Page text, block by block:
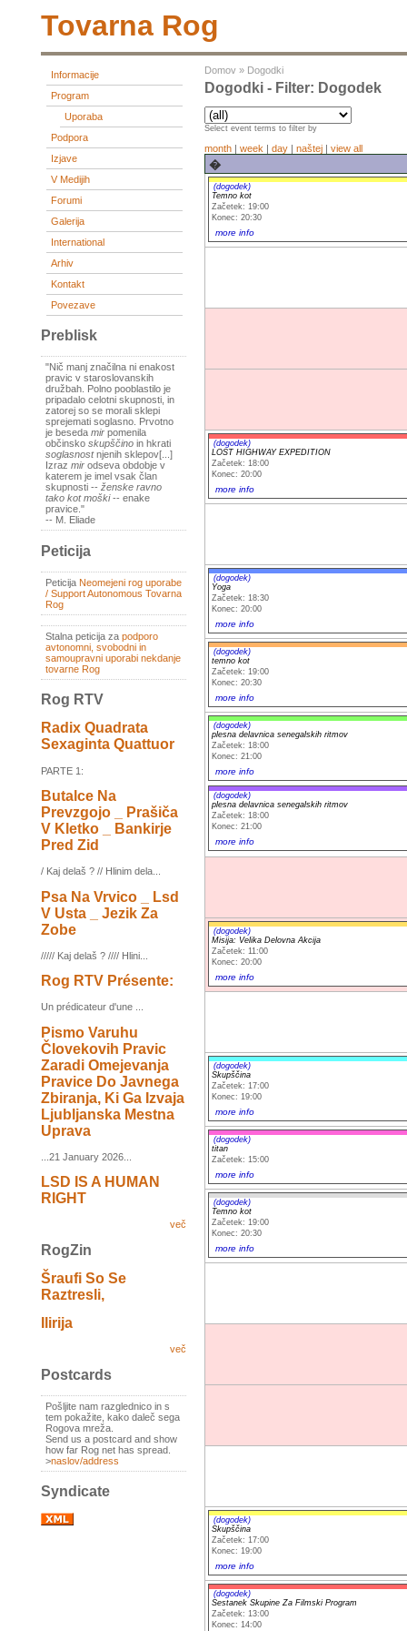
Tovarna Rog
Informacije
Program
Uporaba
Podpora
Izjave
V Medijih
Forumi
Galerija
International
Arhiv
Kontakt
Povezave
Preblisk
"Nič manj značilna ni enakost
pravic v staroslovanskih
družbah. Polno pooblastilo je
pripadalo celotni skupnosti, in
zatorej so se morali sklepi
sprejemati soglasno. Prvotno
je beseda mir pomenila
občinsko skupščino in hkrati
soglasnostnjenih sklepov[...]
Izraz mir odseva obdobje v
katerem je imel vsak član
skupnosti -- ženske ravno
tako kot moški-- enake
pravice."
-- M. Eliade
Peticija
Peticija Neomejeni rog uporabe
/ Support Autonomous Tovarna
Rog
Stalna peticija za podporo
avtonomni, svobodni in
samoupravni uporabi nekdanje
tovarne Rog
Rog RTV
Radix Quadrata
Sexaginta Quattuor
PARTE 1:
Butalce Na
Prevzgojo _ Prašiča
V Kletko _ Bankirje
Pred Zid
/ Kaj delaš ? // Hlinim dela...
Psa Na Vrvico _ Lsd
V Usta _ Jezik Za
Zobe
///// Kaj delaš ? //// Hlini...
Rog RTV Présente:
Un prédicateur d'une ...
Pismo Varuhu
Človekovih Pravic
Zaradi Omejevanja
Pravice Do Javnega
Zbiranja, Ki Ga Izvaja
Ljubljanska Mestna
Uprava
...21 January 2026...
LSD IS A HUMAN
RIGHT
več
RogZin
Šraufi So Se
Raztresli,
Ilirija
več
Postcards
Pošljite nam razglednico in s
tem pokažite, kako daleč sega
Rogova mreža.
Send us a postcard and show
how far Rog net has spread.
>naslov/address
Syndicate
Domov » Dogodki
Dogodki - Filter: Dogodek
Select event terms to filter by
month | week | day | naštej | view all
�
(dogodek)
Temno kot
Začetek: 19:00
Konec: 20:30
more info
(dogodek)
LOST HIGHWAY EXPEDITION
Začetek: 18:00
Konec: 20:00
more info
(dogodek)
Yoga
Začetek: 18:30
Konec: 20:00
more info
(dogodek)
temno kot
Začetek: 19:00
Konec: 20:30
more info
(dogodek)
plesna delavnica senegalskih ritmov
Začetek: 18:00
Konec: 21:00
more info
(dogodek)
plesna delavnica senegalskih ritmov
Začetek: 18:00
Konec: 21:00
more info
(dogodek)
Misija: Velika Delovna Akcija
Začetek: 11:00
Konec: 20:00
more info
(dogodek)
Skupščina
Začetek: 17:00
Konec: 19:00
more info
(dogodek)
titan
Začetek: 15:00
more info
(dogodek)
Temno kot
Začetek: 19:00
Konec: 20:30
more info
(dogodek)
Skupščina
Začetek: 17:00
Konec: 19:00
more info
(dogodek)
Sestanek Skupine Za Filmski Program
Začetek: 13:00
Konec: 14:00